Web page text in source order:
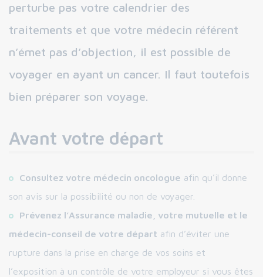
perturbe pas votre calendrier des
traitements et que votre médecin référent
n’émet pas d’objection, il est possible de
voyager en ayant un cancer. Il faut toutefois
bien préparer son voyage.
Avant votre départ
Consultez votre médecin oncologue afin qu’il donne
son avis sur la possibilité ou non de voyager.
Prévenez l’Assurance maladie, votre mutuelle et le
médecin-conseil de votre départ afin d’éviter une
rupture dans la prise en charge de vos soins et
l’exposition à un contrôle de votre employeur si vous êtes